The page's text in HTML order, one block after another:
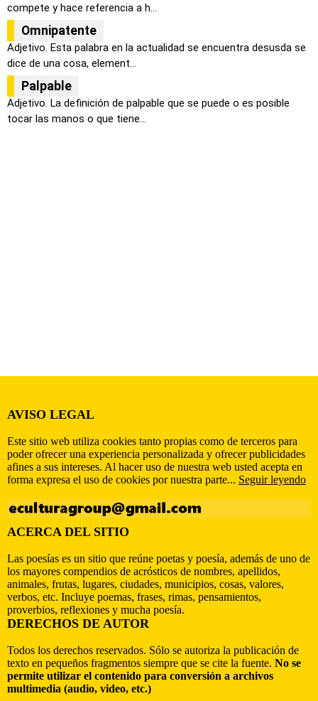
compete y hace referencia a h...
Omnipatente
Adjetivo. Esta palabra en la actualidad se encuentra desusda se
dice de una cosa, element...
Palpable
Adjetivo. La definición de palpable que se puede o es posible
tocar las manos o que tiene...
AVISO LEGAL
Este sitio web utiliza cookies tanto propias como de terceros para
poder ofrecer una experiencia personalizada y ofrecer publicidades
afines a sus intereses. Al hacer uso de nuestra web usted acepta en
forma expresa el uso de cookies por nuestra parte... Seguir leyendo
ACERCA DEL SITIO
Las poesías es un sitio que reúne poetas y poesía, además de uno de
los mayores compendios de acrósticos de nombres, apellidos,
animales, frutas, lugares, ciudades, municipios, cosas, valores,
verbos, etc. Incluye poemas, frases, rimas, pensamientos,
proverbios, reflexiones y mucha poesía.
DERECHOS DE AUTOR
Todos los derechos reservados. Sólo se autoriza la publicación de
texto en pequeños fragmentos siempre que se cite la fuente. No se
permite utilizar el contenido para conversión a archivos
multimedia (audio, video, etc.)